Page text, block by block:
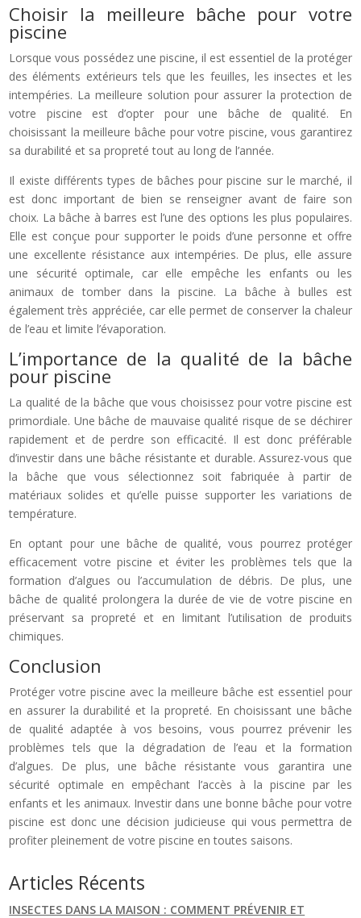
Choisir la meilleure bâche pour votre
piscine
Lorsque vous possédez une piscine, il est essentiel de la protéger
des éléments extérieurs tels que les feuilles, les insectes et les
intempéries. La meilleure solution pour assurer la protection de
votre piscine est d’opter pour une bâche de qualité. En
choisissant la meilleure bâche pour votre piscine, vous garantirez
sa durabilité et sa propreté tout au long de l’année.
Il existe différents types de bâches pour piscine sur le marché, il
est donc important de bien se renseigner avant de faire son
choix. La bâche à barres est l’une des options les plus populaires.
Elle est conçue pour supporter le poids d’une personne et offre
une excellente résistance aux intempéries. De plus, elle assure
une sécurité optimale, car elle empêche les enfants ou les
animaux de tomber dans la piscine. La bâche à bulles est
également très appréciée, car elle permet de conserver la chaleur
de l’eau et limite l’évaporation.
L’importance de la qualité de la bâche
pour piscine
La qualité de la bâche que vous choisissez pour votre piscine est
primordiale. Une bâche de mauvaise qualité risque de se déchirer
rapidement et de perdre son efficacité. Il est donc préférable
d’investir dans une bâche résistante et durable. Assurez-vous que
la bâche que vous sélectionnez soit fabriquée à partir de
matériaux solides et qu’elle puisse supporter les variations de
température.
En optant pour une bâche de qualité, vous pourrez protéger
efficacement votre piscine et éviter les problèmes tels que la
formation d’algues ou l’accumulation de débris. De plus, une
bâche de qualité prolongera la durée de vie de votre piscine en
préservant sa propreté et en limitant l’utilisation de produits
chimiques.
Conclusion
Protéger votre piscine avec la meilleure bâche est essentiel pour
en assurer la durabilité et la propreté. En choisissant une bâche
de qualité adaptée à vos besoins, vous pourrez prévenir les
problèmes tels que la dégradation de l’eau et la formation
d’algues. De plus, une bâche résistante vous garantira une
sécurité optimale en empêchant l’accès à la piscine par les
enfants et les animaux. Investir dans une bonne bâche pour votre
piscine est donc une décision judicieuse qui vous permettra de
profiter pleinement de votre piscine en toutes saisons.
Articles Récents
INSECTES DANS LA MAISON : COMMENT PRÉVENIR ET